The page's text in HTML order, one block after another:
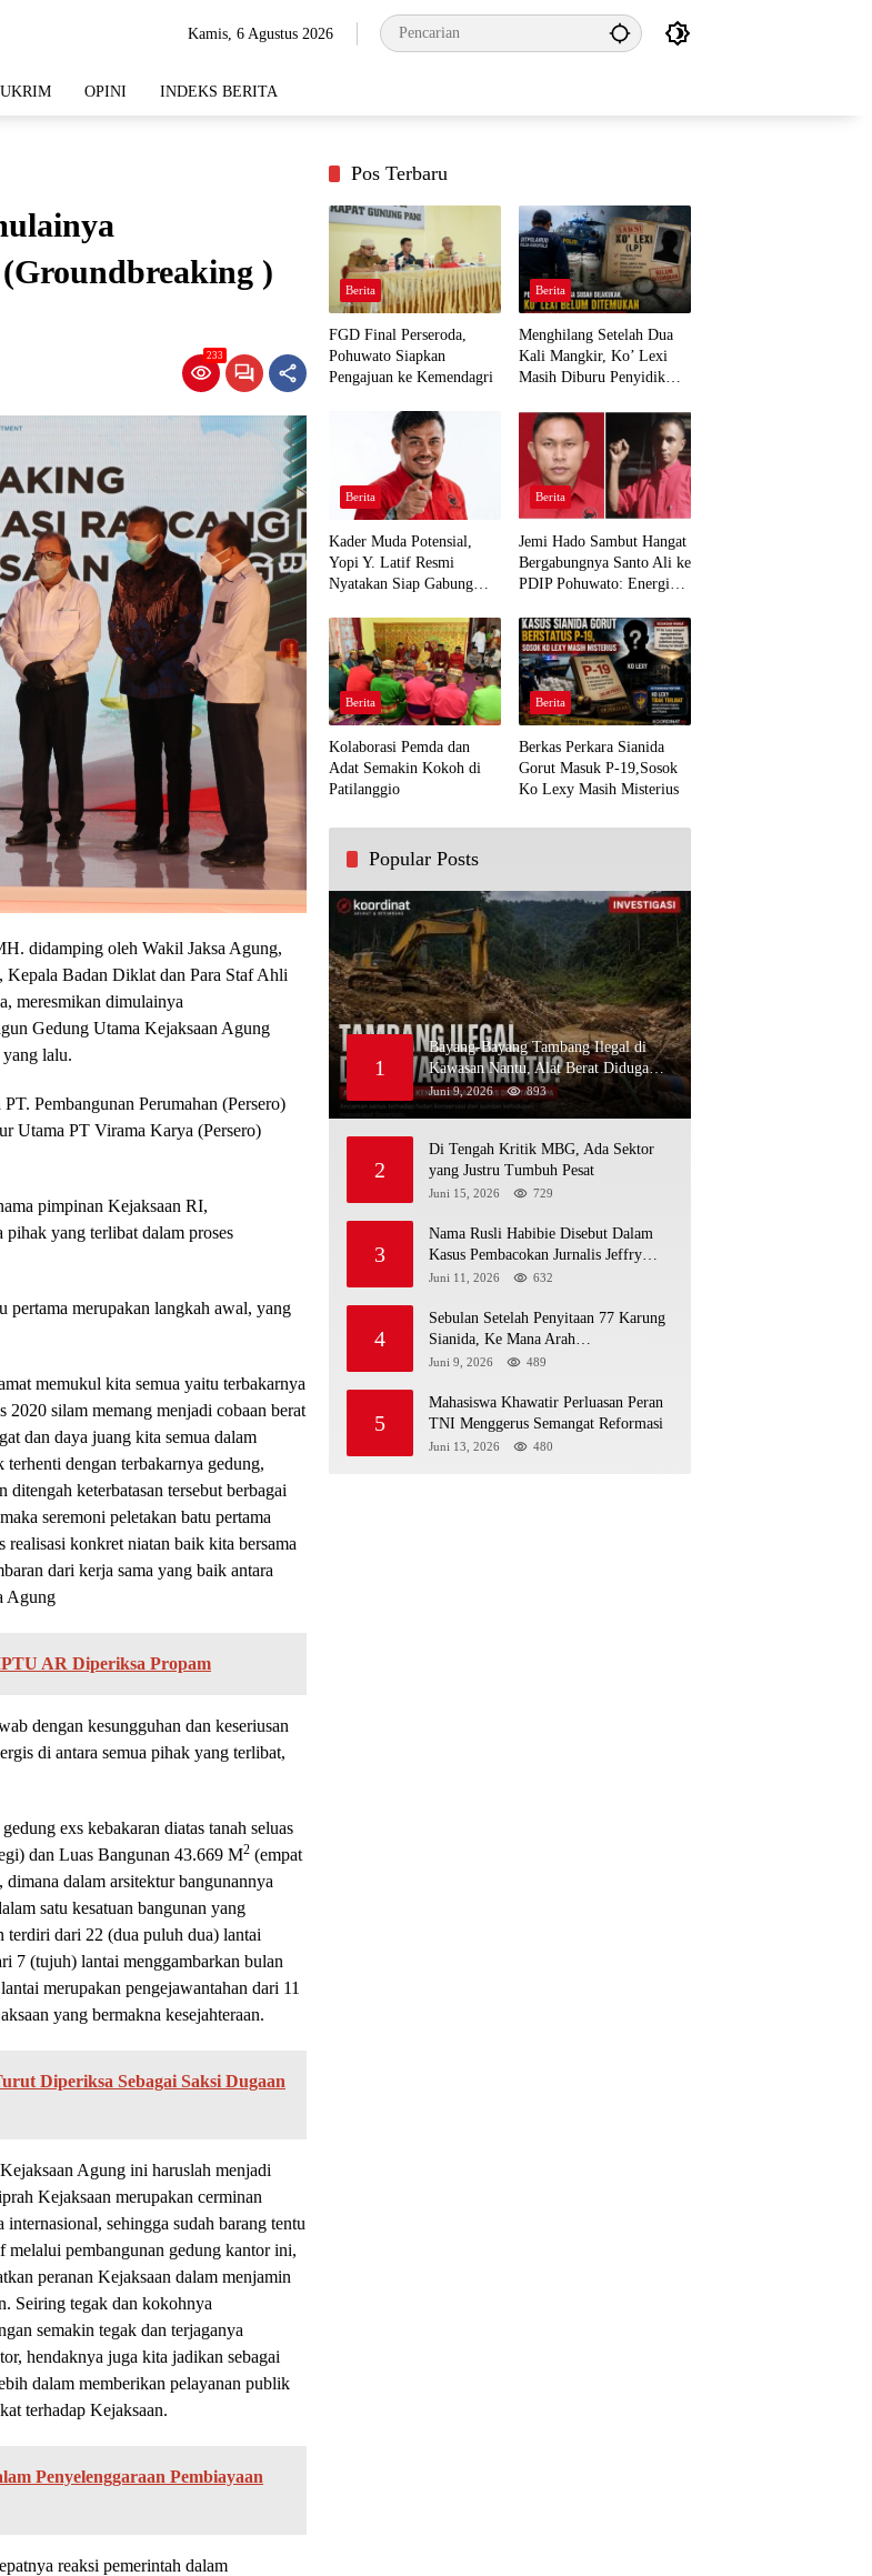
Kamis, 6 Agustus 2026
OPINI INDEKS BERITA
)
233
didamping oleh Wakil Jaksa Agung,
Badan Diklat dan Para Staf Ahli
meresmikan dimulainya
Gedung Utama Kejaksaan Agung
yang lalu.
Pembangunan Perumahan (Persero)
Utama PT Virama Karya (Persero)
pimpinan Kejaksaan RI,
pihak yang terlibat dalam proses
pertama merupakan langkah awal, yang
memukul kita semua yaitu terbakarnya
2020 silam memang menjadi cobaan berat
dan daya juang kita semua dalam
dengan terbakarnya gedung,
keterbatasan tersebut berbagai
seremoni peletakan batu pertama
konkret niatan baik kita bersama
dari kerja sama yang baik antara
Agung
AR Diperiksa Propam
dengan kesungguhan dan keseriusan
di antara semua pihak yang terlibat,
exs kebakaran diatas tanah seluas
dan Luas Bangunan 43.669 M2 (empat
dalam arsitektur bangunannya
satu kesatuan bangunan yang
terdiri dari 22 (dua puluh dua) lantai
7 (tujuh) lantai menggambarkan bulan
merupakan pengejawantahan dari 11
yang bermakna kesejahteraan.
Diperiksa Sebagai Saksi Dugaan
Agung ini haruslah menjadi
Kejaksaan merupakan cerminan
sehingga sudah barang tentu
melalui pembangunan gedung kantor ini,
peranan Kejaksaan dalam menjamin
Seiring tegak dan kokohnya
semakin tegak dan terjaganya
hendaknya juga kita jadikan sebagai
dalam memberikan pelayanan publik
terhadap Kejaksaan.
Penyelenggaraan Pembiayaan
reaksi pemerintah dalam
Pos Terbaru
Berita
FGD Final Perseroda,
Pohuwato Siapkan
Pengajuan ke Kemendagri
Berita
Menghilang Setelah Dua
Kali Mangkir, Ko’ Lexi
Masih Diburu Penyidik
Berita
Kader Muda Potensial,
Yopi Y. Latif Resmi
Nyatakan Siap Gabung
Demi Kawal Aspirasi Bumi
Panua
Berita
Jemi Hado Sambut Hangat
Bergabungnya Santo Ali ke
PDIP Pohuwato: Energi
Rakyat
Berita
Kolaborasi Pemda dan
Adat Semakin Kokoh di
Patilanggio
Berita
Berkas Perkara Sianida
Gorut Masuk P-19,Sosok
Ko Lexy Masih Misterius
Popular Posts
1
Bayang-Bayang Tambang Ilegal di
Kawasan Nantu, Alat Berat Diduga
Kembali Menembus Hutan Sapa
Juni 9, 2026 893
2
Di Tengah Kritik MBG, Ada Sektor
yang Justru Tumbuh Pesat
Juni 15, 2026 729
3
Nama Rusli Habibie Disebut Dalam
Kasus Pembacokan Jurnalis Jeffry
Rumampuk
Juni 11, 2026 632
4
Sebulan Setelah Penyitaan 77 Karung
Sianida, Ke Mana Arah
Penyidikannya?
Juni 9, 2026 489
5
Mahasiswa Khawatir Perluasan Peran
TNI Menggerus Semangat Reformasi
Juni 13, 2026 480